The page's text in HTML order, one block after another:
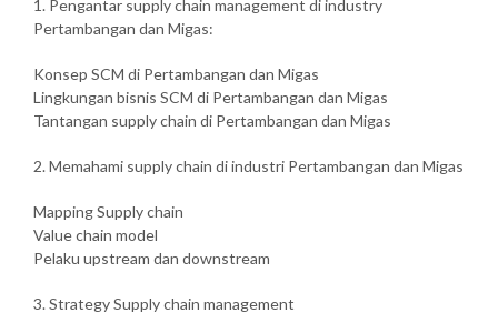
1. Pengantar supply chain management di industry
Pertambangan dan Migas:
Konsep SCM di Pertambangan dan Migas
Lingkungan bisnis SCM di Pertambangan dan Migas
Tantangan supply chain di Pertambangan dan Migas
2. Memahami supply chain di industri Pertambangan dan Migas
Mapping Supply chain
Value chain model
Pelaku upstream dan downstream
3. Strategy Supply chain management